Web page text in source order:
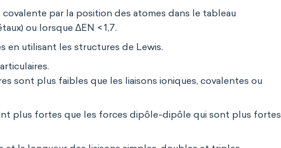
par la position des atomes dans le tableau
ou lorsque ∆EN < 1,7.
en utilisant les structures de Lewis.
sont plus faibles que les liaisons ioniques, covalentes ou
plus fortes que les forces dipôle-dipôle qui sont plus fortes